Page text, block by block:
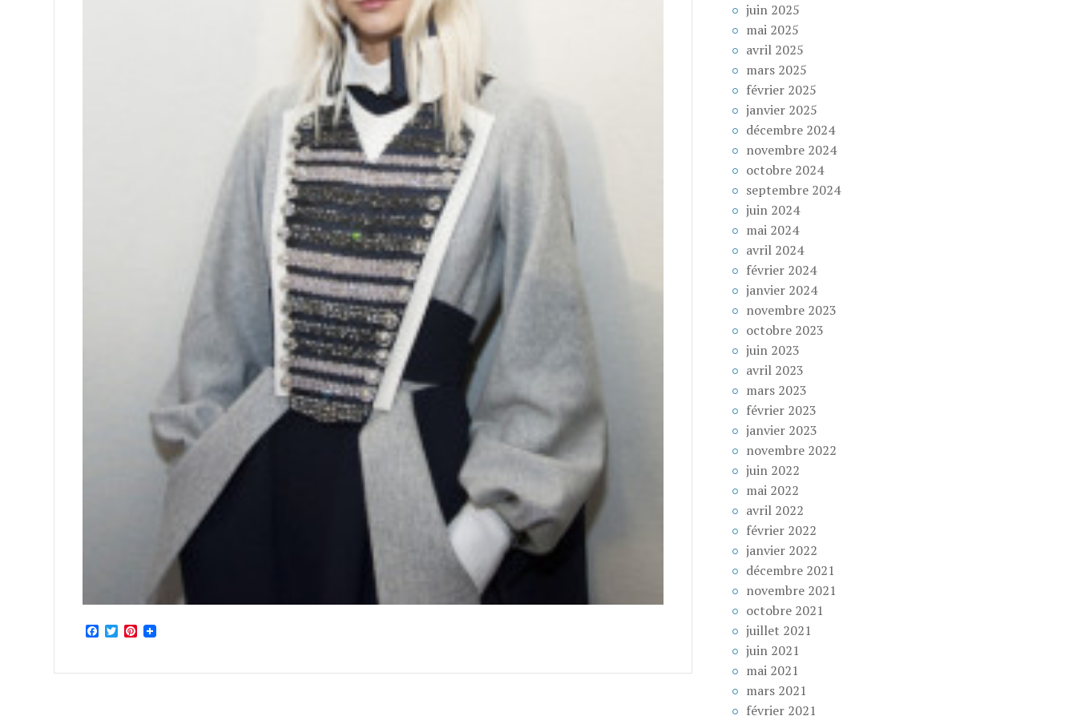
Facebook
TwitterPinterest
juin 2025
mai 2025
avril 2025
mars 2025
février 2025
janvier 2025
décembre 2024
novembre 2024
octobre 2024
septembre 2024
juin 2024
mai 2024
avril 2024
février 2024
janvier 2024
novembre 2023
octobre 2023
juin 2023
avril 2023
mars 2023
février 2023
janvier 2023
novembre 2022
juin 2022
mai 2022
avril 2022
février 2022
janvier 2022
décembre 2021
novembre 2021
octobre 2021
juillet 2021
juin 2021
mai 2021
mars 2021
février 2021